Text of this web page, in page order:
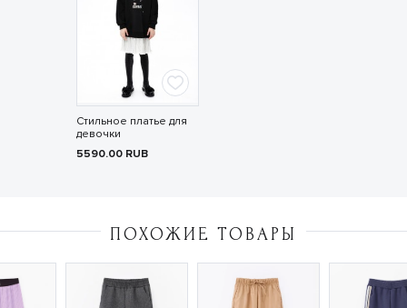
Стильное платье для
девочки
5590.00 RUB
ПОХОЖИЕ ТОВАРЫ